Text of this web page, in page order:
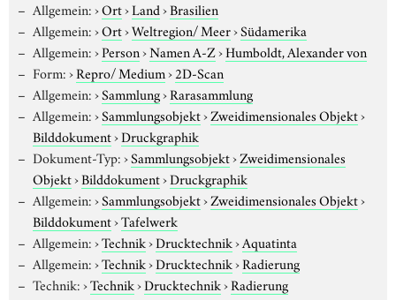
Allgemein:›Ort›Land›Brasilien
Allgemein:›Ort›Weltregion/ Meer›Südamerika
Allgemein:›Person›Namen A-Z›Humboldt, Alexander von
Form:›Repro/ Medium›2D-Scan
Allgemein:›Sammlung›Rarasammlung
Allgemein:›Sammlungsobjekt›Zweidimensionales Objekt›
Bilddokument›Druckgraphik
Dokument-Typ:›Sammlungsobjekt›Zweidimensionales
Objekt›Bilddokument›Druckgraphik
Allgemein:›Sammlungsobjekt›Zweidimensionales Objekt›
Bilddokument›Tafelwerk
Allgemein:›Technik›Drucktechnik›Aquatinta
Allgemein:›Technik›Drucktechnik›Radierung
Technik:›Technik›Drucktechnik›Radierung